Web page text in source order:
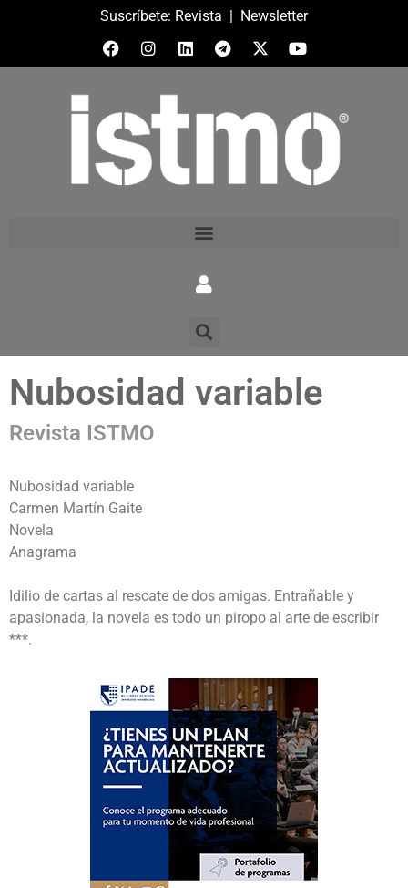
Suscríbete: Revista | Newsletter
Nubosidad variable
Revista ISTMO
Nubosidad variable
Carmen Martín Gaite
Novela
Anagrama
Idilio de cartas al rescate de dos amigas. Entrañable y
apasionada, la novela es todo un piropo al arte de escribir
***.